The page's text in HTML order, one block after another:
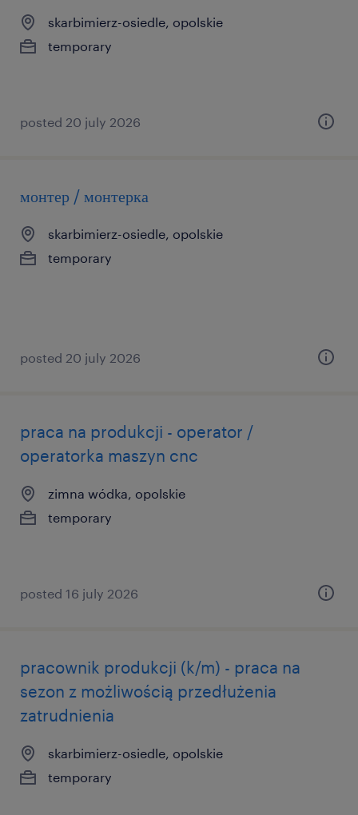
skarbimierz-osiedle, opolskie
temporary
posted 20 july 2026
монтер / монтерка
skarbimierz-osiedle, opolskie
temporary
posted 20 july 2026
praca na produkcji - operator /
operatorka maszyn cnc
zimna wódka, opolskie
temporary
posted 16 july 2026
pracownik produkcji (k/m) - praca na
sezon z możliwością przedłużenia
zatrudnienia
skarbimierz-osiedle, opolskie
temporary